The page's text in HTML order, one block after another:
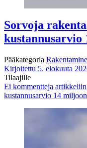
Sorvoja
kustannusarvio
Pääkategoria
Kirjoitettu 5. elokuuta
Tilaajille
Ei kommentteja
kustannusarvio 14